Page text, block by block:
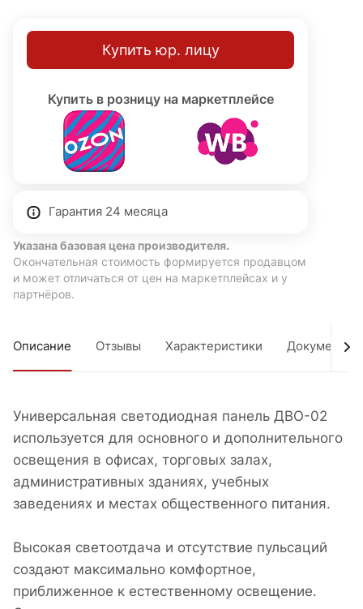
Купить юр. лицу
Купить в розницу на маркетплейсе
Гарантия 24 месяца
Указана базовая цена производителя.
Окончательная стоимость формируется продавцом
и может отличаться от цен на маркетплейсах и у
партнёров.
Описание Отзывы Характеристики Документы
Универсальная светодиодная панель ДВО-02
используется для основного и дополнительного
освещения в офисах, торговых залах,
административных зданиях, учебных
заведениях и местах общественного питания.
Высокая светоотдача и отсутствие пульсаций
создают максимально комфортное,
приближенное к естественному освещение.